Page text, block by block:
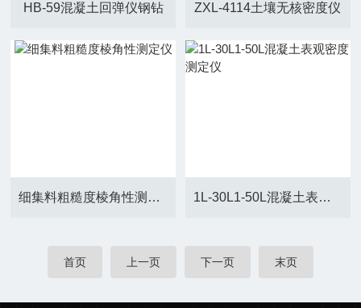
HB-59混凝土回弹仪钢钻 ZXL-4114土壤无核密度仪
细集料粗糙度棱角性测定仪 1L-30L1-50L混凝土表观密度测定仪
首页 上一页 下一页 末页